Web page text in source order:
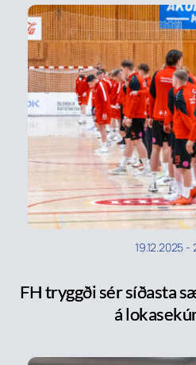
19.12.2025 -
FH tryggði sér síðasta
á